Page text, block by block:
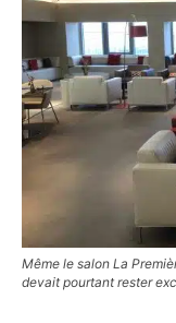
Même le salon La
devait pourtant rester